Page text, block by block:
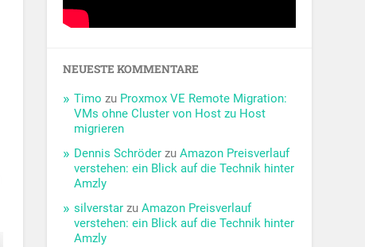
NEUESTE KOMMENTARE
Timo zu Proxmox VE Remote Migration:
VMs ohne Cluster von Host zu Host
migrieren
Dennis Schröder zuAmazon Preisverlauf
verstehen: ein Blick auf die Technik hinter
Amzly
silverstar zuAmazon Preisverlauf
verstehen: ein Blick auf die Technik hinter
Amzly